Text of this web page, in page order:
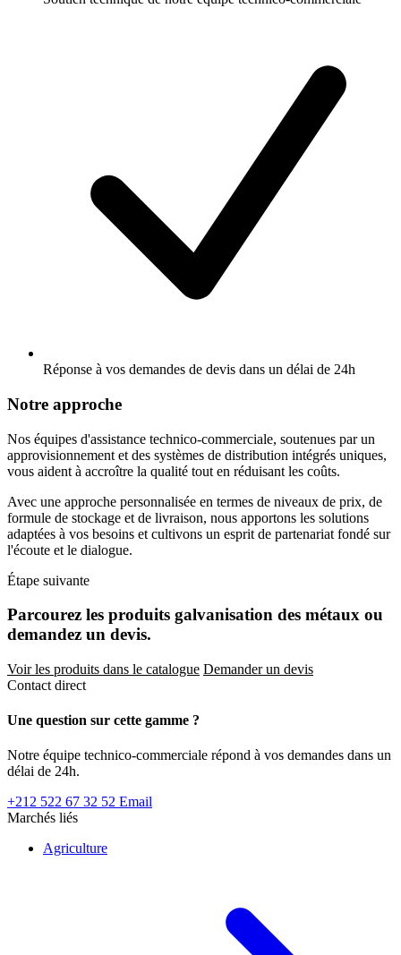
Réponse à vos demandes de devis dans un délai de 24h
Notre approche
Nos équipes d'assistance technico-commerciale, soutenues par un
approvisionnement et des systèmes de distribution intégrés uniques,
vous aident à accroître la qualité tout en réduisant les coûts.
Avec une approche personnalisée en termes de niveaux de prix, de
formule de stockage et de livraison, nous apportons les solutions
adaptées à vos besoins et cultivons un esprit de partenariat fondé sur
l'écoute et le dialogue.
Étape suivante
Parcourez les produits galvanisation des métaux ou
demandez un devis.
Voir les produits dans le catalogue Demander un devis
Contact direct
Une question sur cette gamme ?
Notre équipe technico-commerciale répond à vos demandes dans un
délai de 24h.
+212 522 67 32 52 Email
Marchés liés
Agriculture